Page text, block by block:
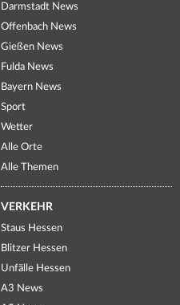
Darmstadt News
Offenbach News
Gießen News
Fulda News
Bayern News
Sport
Wetter
Alle Orte
Alle Themen
VERKEHR
Staus Hessen
Blitzer Hessen
Unfälle Hessen
A3 News